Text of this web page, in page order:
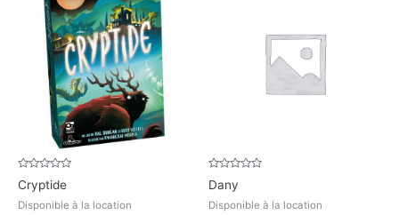
Note
0
5
Cryptide
Disponible à la location
Note
0
5
Dany
Disponible à la location